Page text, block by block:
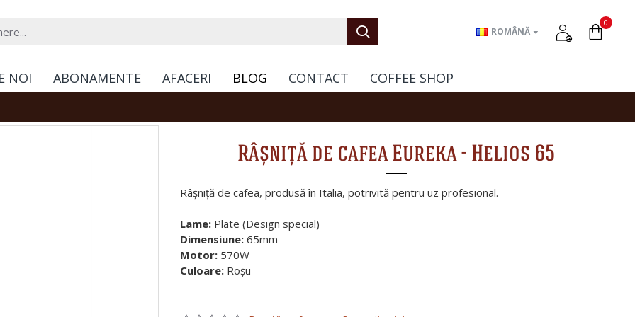
ROMÂNĂ
0
NOI ABONAMENTE AFACERI BLOG CONTACT COFFEE SHOP
Râșniță de cafea Eureka - Helios 65
Râșniță de cafea, produsă în Italia, potrivită pentru uz profesional.
Lame: Plate (Design special)
Dimensiune: 65mm
Motor: 570W
Culoare: Roșu